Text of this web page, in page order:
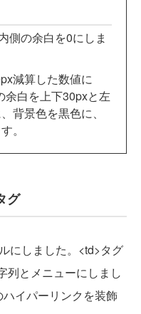
側の余白を0にしま
減算した数値に
余白を上下30pxと左
背景色を黒色に、
。
グ
にしました。<td>タグ
列とメニューにしまし
イパーリンクを装飾